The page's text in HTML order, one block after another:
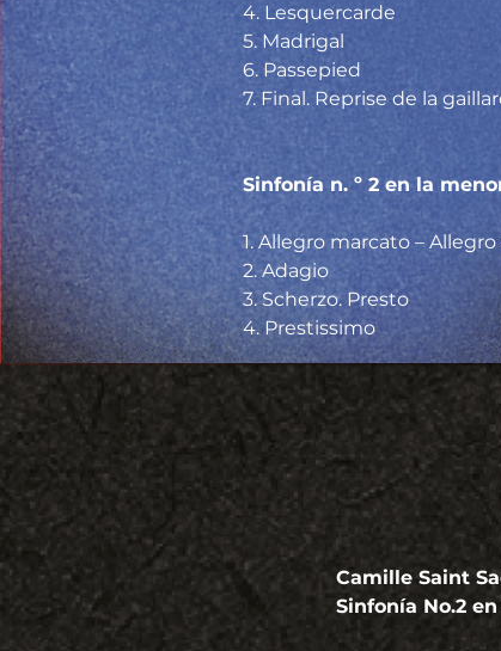
4. Lesquercarde
5. Madrigal
6. Passepied
7. Final. Reprise de la
Sinfonía n. º 2 en la
1. Allegro marcato –
2. Adagio
3. Scherzo. Presto
4. Prestissimo
Camille Saint
Sinfonía No.2